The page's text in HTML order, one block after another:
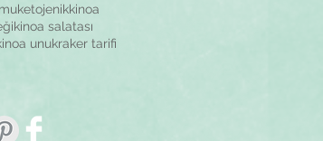
ketojenikkinoa
kinoa salatası
unukraker tarifi